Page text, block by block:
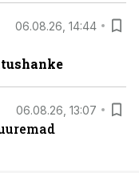
06.08.26, 14:44
06.08.26, 13:07